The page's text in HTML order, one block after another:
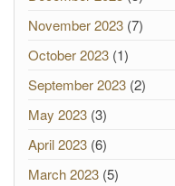
November 2023 (7)
October 2023 (1)
September 2023 (2)
May 2023 (3)
April 2023 (6)
March 2023 (5)